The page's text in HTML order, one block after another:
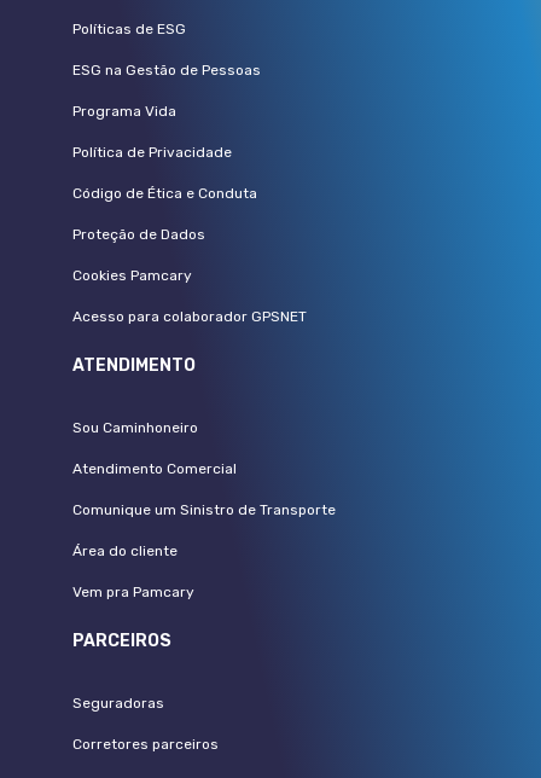
Políticas de ESG
ESG na Gestão de Pessoas
Programa Vida
Política de Privacidade
Código de Ética e Conduta
Proteção de Dados
Cookies Pamcary
Acesso para colaborador GPSNET
ATENDIMENTO
Sou Caminhoneiro
Atendimento Comercial
Comunique um Sinistro de Transporte
Área do cliente
Vem pra Pamcary
PARCEIROS
Seguradoras
Corretores parceiros